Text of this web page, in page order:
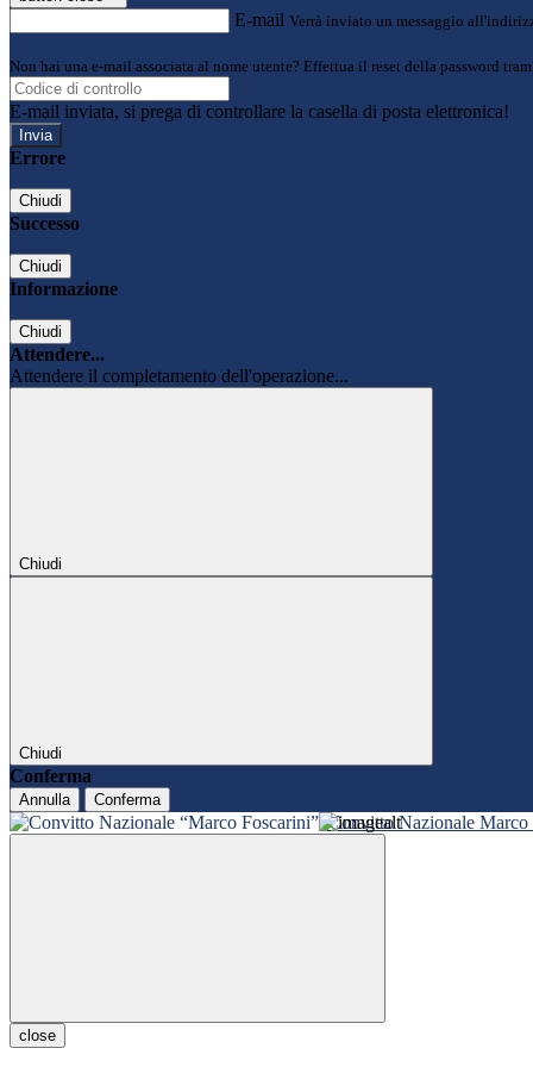
E-mail Verrà inviato un messaggio
Non hai una e-mail associata al nome utente? Effettua il reset della password
E-mail inviata, si prega di controllare la casella di posta elettronica!
Errore
Chiudi
Successo
Chiudi
Informazione
Chiudi
Attendere...
Attendere il completamento dell'operazione...
Chiudi
Chiudi
Conferma
Annulla Conferma
Convitto Nazionale Marco
close